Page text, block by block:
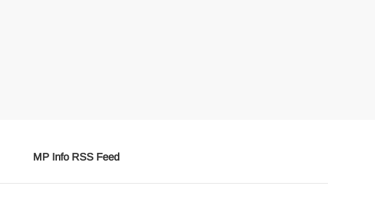
MP Info RSS Feed